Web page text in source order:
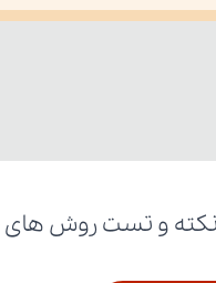
و تست روش های